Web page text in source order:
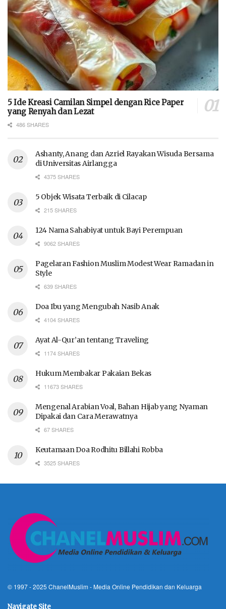
5 Ide Kreasi Camilan Simpel dengan Rice Paper
yang Renyah dan Lezat
486 SHARES
Ashanty, Anang dan Azriel Rayakan Wisuda Bersama
di Universitas Airlangga
4375 SHARES
5 Objek Wisata Terbaik di Cilacap
215 SHARES
124 Nama Sahabiyat untuk Bayi Perempuan
9062 SHARES
Pagelaran Fashion Muslim Modest Wear Ramadan in
Style
639 SHARES
Doa Ibu yang Mengubah Nasib Anak
4104 SHARES
Ayat Al-Qur’an tentang Traveling
1174 SHARES
Hukum Membakar Pakaian Bekas
11673 SHARES
Mengenal Arabian Voal, Bahan Hijab yang Nyaman
Dipakai dan Cara Merawatnya
67 SHARES
Keutamaan Doa Rodhitu Billahi Robba
3525 SHARES
© 1997 - 2025 ChanelMuslim - Media Online Pendidikan dan Keluarga
Navigate Site